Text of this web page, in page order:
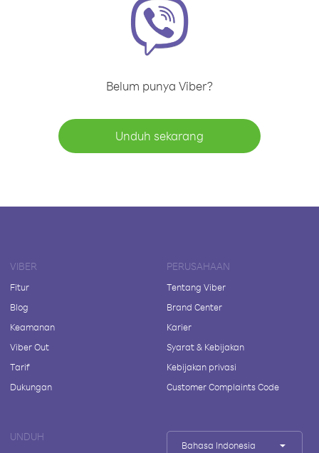
Belum punya Viber?
Unduh sekarang
VIBER
Fitur
Blog
Keamanan
Viber Out
Tarif
Dukungan
PERUSAHAAN
Tentang Viber
Brand Center
Karier
Syarat & Kebijakan
Kebijakan privasi
Customer Complaints Code
UNDUH
Bahasa Indonesia